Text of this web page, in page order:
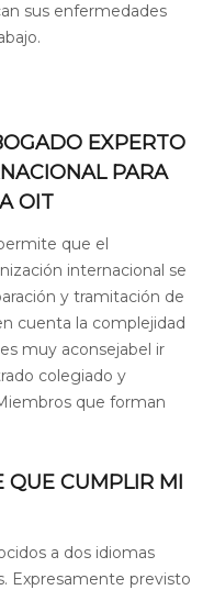
sus enfermedades
EXPERTO
PARA
OIT
que el
internacional se
y tramitación de
cuenta la complejidad
muy aconsejabel ir
colegiado y
que forman
QUE CUMPLIR MI
a dos idiomas
Expresamente previsto